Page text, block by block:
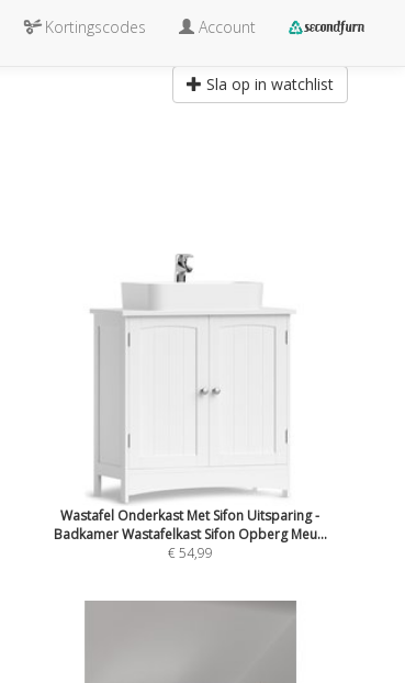
Kortingscodes Account
Sla op in watchlist
Wastafel Onderkast Met Sifon Uitsparing -
Badkamer Wastafelkast Sifon Opberg Meu...
€ 54,99